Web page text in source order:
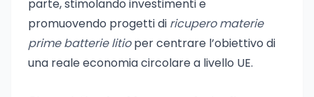
parte, stimolando investimenti e
promuovendo progetti di ricupero materie
prime batterie litioper centrare l’obiettivo di
una reale economia circolare a livello UE.